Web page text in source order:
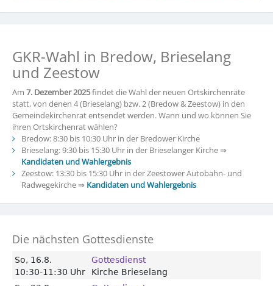
GKR-Wahl in Bredow, Brieselang
und Zeestow
Am 7. Dezember 2025findet die Wahl der neuen Ortskirchenräte
statt, von denen 4 (Brieselang) bzw. 2 (Bredow & Zeestow) in den
Gemeindekirchenrat entsendet werden. Wann und wo können Sie
ihren Ortskirchenrat wählen?
Bredow: 8:30 bis 10:30 Uhr in der Bredower Kirche
Brieselang: 9:30 bis 15:30 Uhr in der Brieselanger Kirche ⇒
Kandidaten und Wahlergebnis
Zeestow: 13:30 bis 15:30 Uhr in der Zeestower Autobahn- und
Radwegekirche ⇒ Kandidaten und Wahlergebnis
Die nächsten Gottesdienste